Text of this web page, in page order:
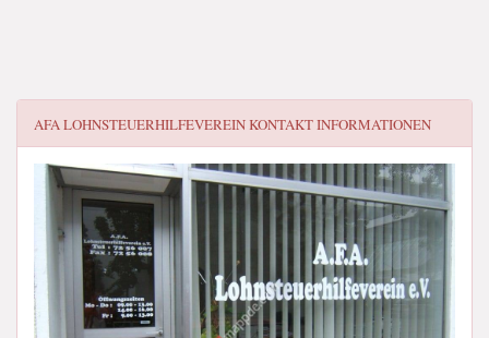
AFA LOHNSTEUERHILFEVEREINKONTAKT INFORMATIONEN